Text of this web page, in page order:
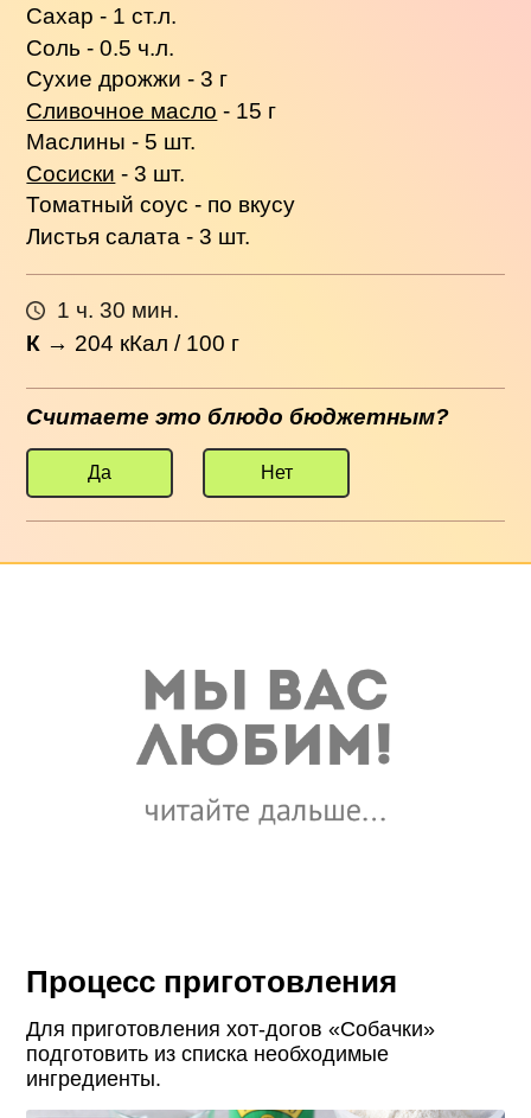
Сахар - 1 ст.л.
Соль - 0.5 ч.л.
Сухие дрожжи - 3 г
Сливочное масло - 15 г
Маслины - 5 шт.
Сосиски - 3 шт.
Томатный соус - по вкусу
Листья салата - 3 шт.
1 ч. 30 мин.
К → 204 кКал / 100 г
Считаете это блюдо бюджетным?
Да Нет
Процесс приготовления
Для приготовления хот-догов «Собачки»
подготовить из списка необходимые
ингредиенты.